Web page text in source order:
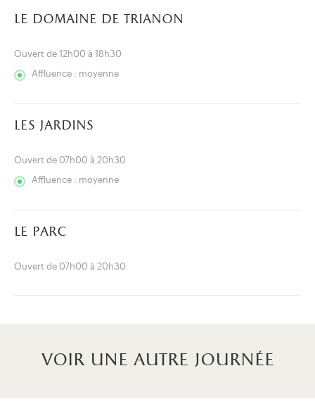
onglet)
nouvel onglet)
fenêtre modale)
de l'application (ouverture dans un nouvel onglet)
le domaine de trianon
Ouvert de 12h00 à 18h30
Affluence : moyenne
les jardins
Ouvert de 07h00 à 20h30
Affluence : moyenne
le parc
Ouvert de 07h00 à 20h30
voir une autre journée